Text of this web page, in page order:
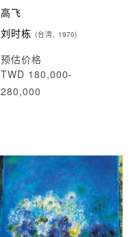
高飞
刘时栋 (台湾, 1970)
预估价格
TWD 180,000-
280,000